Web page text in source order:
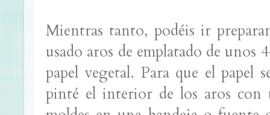
Mientras tanto, podéis ir
usado aros de emplatado de
papel vegetal. Para que el papel
pinté el interior de los aros con